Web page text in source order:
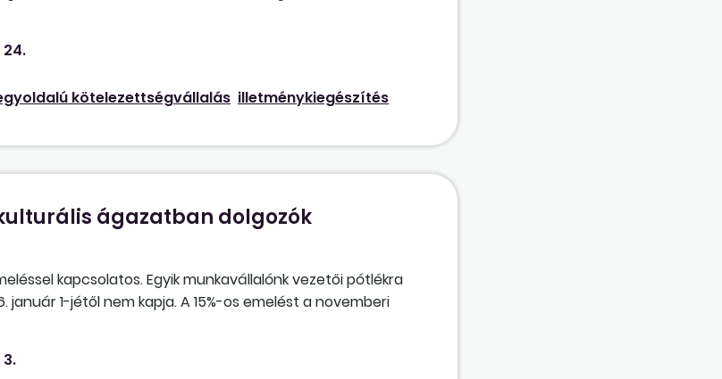
szabályozható-e az
nyúlni a Kttv. általános előírásaihoz, a főosztályvezetőre
egy 8 órás bért. 2024. III. 4-től átsorolásra került 8 órás
kéri, hogy ellenőrizzük a bérét, mert nem jól lett besorolva
hogy az
kötelezettségvállalás illetménykiegészítés
ágazatban dolgozók
kapcsolatos. Egyik munkavállalónk vezetői pótlékra
1-jétől nem kapja. A 15%-os emelést a novemberi
novemberben még kapta a vezetői pótlékot, úgy
Ebben az esetben beépülne a vezetői pótléka a
31-ig járt neki a pótlék?